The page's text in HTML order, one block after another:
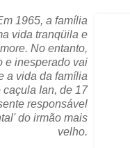
1965, a família
vida tranqüila e
No entanto,
e inesperado vai
a vida da família
Ian, de 17
responsável
do irmão mais
velho.